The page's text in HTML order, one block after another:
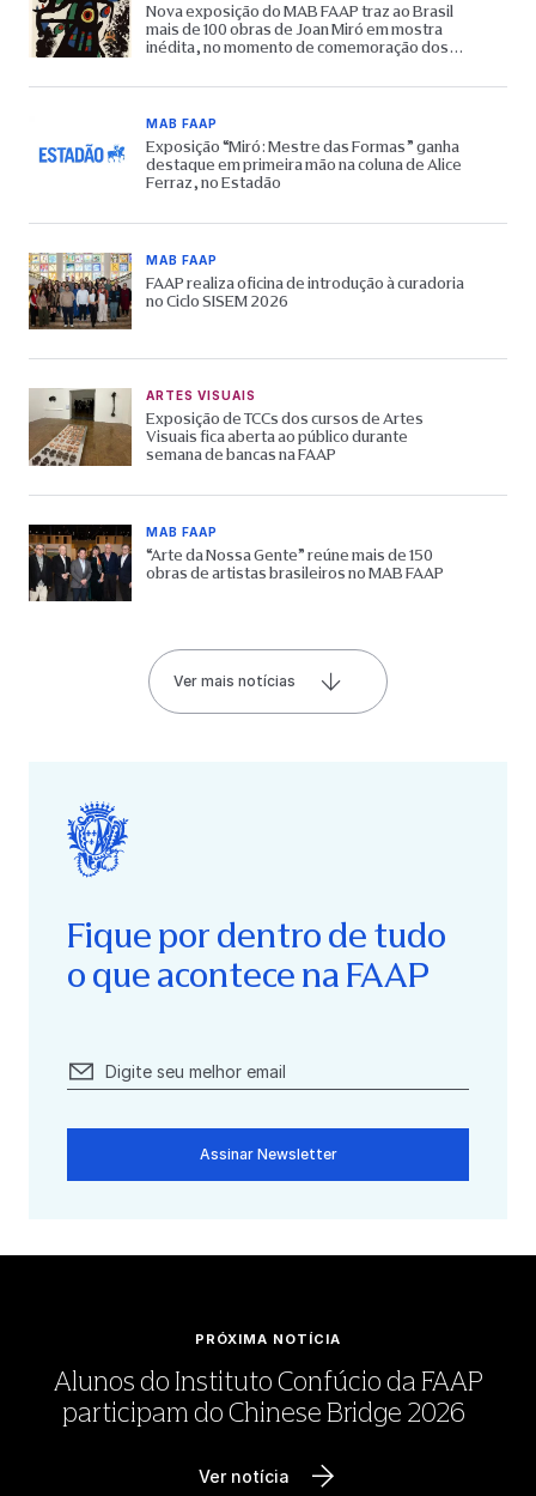
Nova exposição do MAB FAAP traz ao Brasil
mais de 100 obras de Joan Miró em mostra
inédita, no momento de comemoração dos
MAB FAAP
Exposição “Miró: Mestre das Formas” ganha
destaque em primeira mão na coluna de Alice
Ferraz, no Estadão
MAB FAAP
FAAP realiza oficina de introdução à curadoria
no Ciclo SISEM 2026
ARTES VISUAIS
Exposição de TCCs dos cursos de Artes
Visuais fica aberta ao público durante
semana de bancas na FAAP
MAB FAAP
“Arte da Nossa Gente” reúne mais de 150
obras de artistas brasileiros no MAB FAAP
Ver mais notícias
Fique por dentro de tudo
o que acontece na FAAP
Assinar Newsletter
PRÓXIMA NOTÍCIA
Alunos do Instituto Confúcio da FAAP
participam do Chinese Bridge 2026
Ver notícia